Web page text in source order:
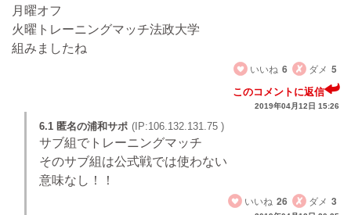
月曜オフ
火曜トレーニングマッチ法政大学
組みましたね
いいね 6 ダメ 5
このコメントに返信
2019年04月12日 15:26
6.1 匿名の浦和サポ (IP:106.132.131.75 )
サブ組でトレーニングマッチ
そのサブ組は公式戦では使わない
意味なし！！
いいね 26 ダメ 3